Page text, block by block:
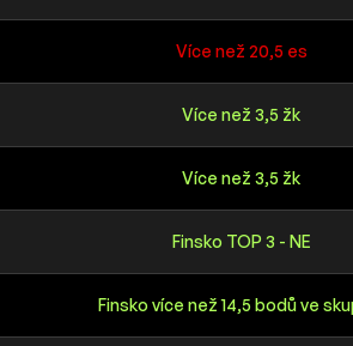
Více než 20,5 es
Více než 3,5 žk
Více než 3,5 žk
Finsko TOP 3 - NE
Finsko více než 14,5 bodů ve